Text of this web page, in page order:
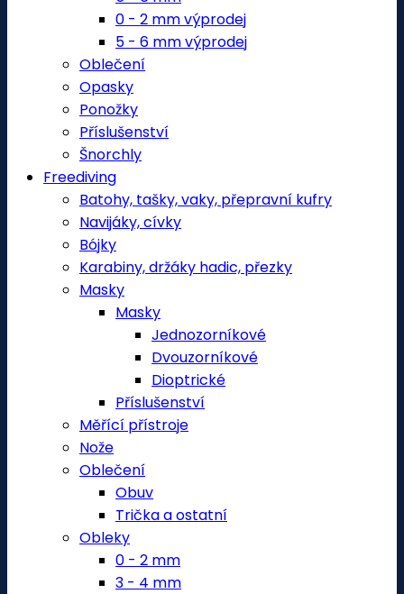
0 - 2 mm výprodej
5 - 6 mm výprodej
Oblečení
Opasky
Ponožky
Příslušenství
Šnorchly
Freediving
Batohy, tašky, vaky, přepravní kufry
Navijáky, cívky
Bójky
Karabiny, držáky hadic, přezky
Masky
Masky
Jednozorníkové
Dvouzorníkové
Dioptrické
Příslušenství
Měřící přístroje
Nože
Oblečení
Obuv
Trička a ostatní
Obleky
0 - 2 mm
3 - 4 mm